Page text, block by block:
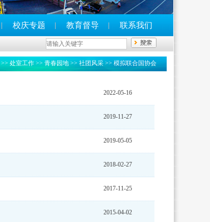
校庆专题 教育督导 联系我们
>> 处室工作 >> 青春园地 >> 社团风采 >> 模拟联合国协会
2022-05-16
2019-11-27
2019-05-05
2018-02-27
2017-11-25
2015-04-02